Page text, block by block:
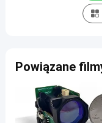
Powiązane